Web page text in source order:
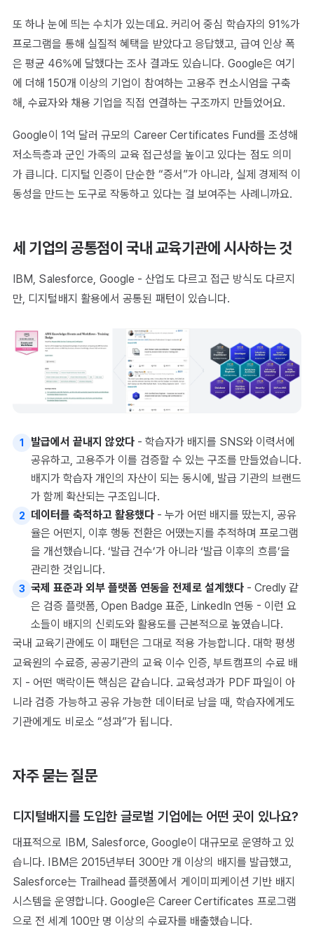
또 하나 눈에 띄는 수치가 있는데요. 커리어 중심 학습자의 91%가
프로그램을 통해 실질적 혜택을 받았다고 응답했고, 급여 인상 폭
은 평균 46%에 달했다는 조사 결과도 있습니다. Google은 여기
에 더해 150개 이상의 기업이 참여하는 고용주 컨소시엄을 구축
해, 수료자와 채용 기업을 직접 연결하는 구조까지 만들었어요.
Google이 1억 달러 규모의 Career Certificates Fund를 조성해
저소득층과 군인 가족의 교육 접근성을 높이고 있다는 점도 의미
가 큽니다. 디지털 인증이 단순한 “증서”가 아니라, 실제 경제적 이
동성을 만드는 도구로 작동하고 있다는 걸 보여주는 사례니까요.
세 기업의 공통점이 국내 교육기관에 시사하는 것
IBM, Salesforce, Google - 산업도 다르고 접근 방식도 다르지
만, 디지털배지 활용에서 공통된 패턴이 있습니다.
1 발급에서 끝내지 않았다 - 학습자가 배지를 SNS와 이력서에
공유하고, 고용주가 이를 검증할 수 있는 구조를 만들었습니다.
배지가 학습자 개인의 자산이 되는 동시에, 발급 기관의 브랜드
가 함께 확산되는 구조입니다.
2 데이터를 축적하고 활용했다 - 누가 어떤 배지를 땄는지, 공유
율은 어떤지, 이후 행동 전환은 어땠는지를 추적하며 프로그램
을 개선했습니다. ‘발급 건수’가 아니라 ‘발급 이후의 흐름’을
관리한 것입니다.
3 국제 표준과 외부 플랫폼 연동을 전제로 설계했다 - Credly 같
은 검증 플랫폼, Open Badge 표준, LinkedIn 연동 - 이런 요
소들이 배지의 신뢰도와 활용도를 근본적으로 높였습니다.
국내 교육기관에도 이 패턴은 그대로 적용 가능합니다. 대학 평생
교육원의 수료증, 공공기관의 교육 이수 인증, 부트캠프의 수료 배
지 - 어떤 맥락이든 핵심은 같습니다. 교육성과가 PDF 파일이 아
니라 검증 가능하고 공유 가능한 데이터로 남을 때, 학습자에게도
기관에게도 비로소 “성과”가 됩니다.
자주 묻는 질문
디지털배지를 도입한 글로벌 기업에는 어떤 곳이 있나요?
대표적으로 IBM, Salesforce, Google이 대규모로 운영하고 있
습니다. IBM은 2015년부터 300만 개 이상의 배지를 발급했고,
Salesforce는 Trailhead 플랫폼에서 게이미피케이션 기반 배지
시스템을 운영합니다. Google은 Career Certificates 프로그램
으로 전 세계 100만 명 이상의 수료자를 배출했습니다.